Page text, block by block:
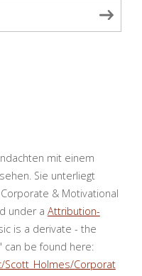
mit einem
Sie unterliegt
& Motivational
under a Attribution-
is a derivate - the
can be found here:
Corporat